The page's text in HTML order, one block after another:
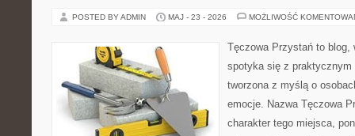
POSTED BY ADMIN MAJ - 23 - 2026 MOŻLIWOŚĆ
Tęczowa Przystań to
spotyka się z praktycznym
tworzona z myślą o
emocje. Nazwa Tęczowa
charakter tego miejsca,